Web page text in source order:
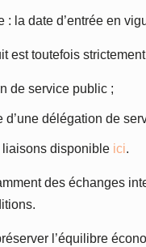
: la date d’entrée en
est toutefois
de service public ;
délégation de
disponible ici.
des échanges
l’équilibre